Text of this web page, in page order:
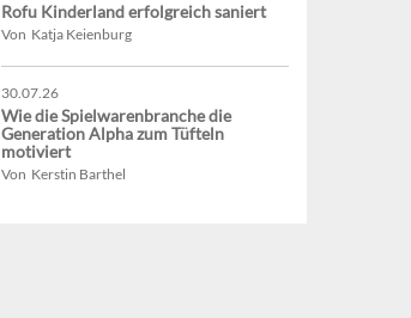
Rofu Kinderland erfolgreich saniert
Von Katja Keienburg
30.07.26
Wie die Spielwarenbranche die
Generation Alpha zum Tüfteln
motiviert
Von Kerstin Barthel